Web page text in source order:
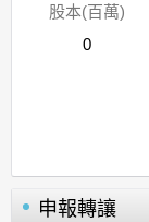
股本(百萬)
0
申報轉讓